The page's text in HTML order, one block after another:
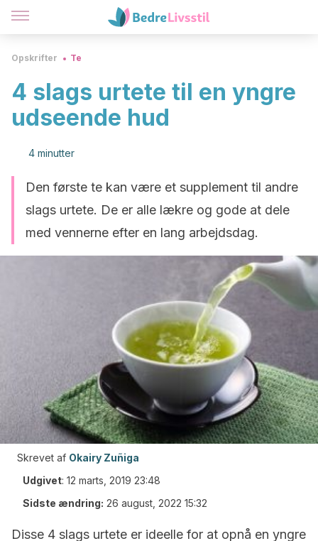
Opskrifter Te
4 slags urtete til en yngre
udseende hud
4 minutter
Den første te kan være et supplement til andre
slags urtete. De er alle lækre og gode at dele
med vennerne efter en lang arbejdsdag.
Skrevet af Okairy Zuñiga
Udgivet: 12 marts, 2019 23:48
Sidste ændring: 26 august, 2022 15:32
Disse 4 slags urtete er ideelle for at opnå en yngre